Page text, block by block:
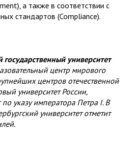
а также в соответствии с
стандартов (Compliance).
государственный университет
центр мирового
центров отечественной
университет России,
указу императора Петра I. В
университет отметит